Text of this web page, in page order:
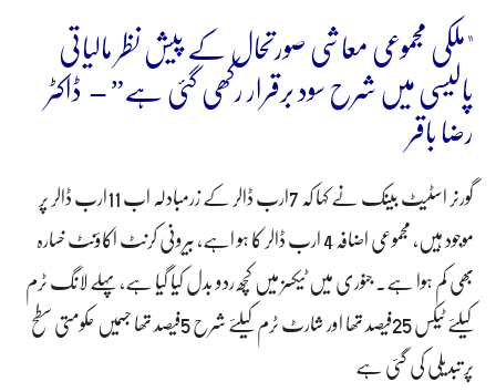
"ملکی مجموعی معاشی صورتحال کے پیش نظر مالیاتی
پالیسی میں شرح سود برقرار رکھی گئی ہے” – ڈاکٹر
رضا باقر
گورنر اسٹیٹ بینک نے کہا کہ 7ارب ڈالر کے زرمبادلہ اب 11ارب ڈالر پر
موجود ہیں، مجموعی اضافہ 4 ارب ڈالر کا ہو اہے، بیرونی کرنٹ اکاؤنٹ خسارہ
بھی کم ہوا ہے۔ جنوری میں ٹیکسز میں کچھ ردو بدل کیا گیا ہے، پہلے لانگ ٹرم
کیلئے ٹیکس 25فیصد تھا اور شارٹ ٹرم کیلئے شرح 5فیصد تھا جسمیں حکومتی سطح
پر تبدیلی کی گئی ہے